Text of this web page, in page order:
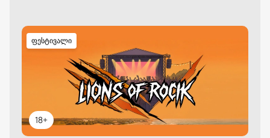
18+
ფესტივალი